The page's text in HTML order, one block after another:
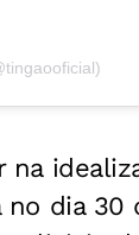
dia